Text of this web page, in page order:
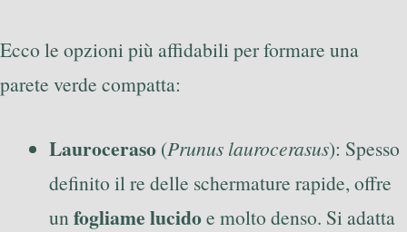
Ecco le opzioni più affidabili per formare una
parete verde compatta:
Lauroceraso (Prunus laurocerasus): Spesso
definito il re delle schermature rapide, offre
un fogliame lucidoe molto denso. Si adatta